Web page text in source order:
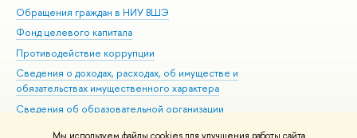
Обращения граждан в НИУ ВШЭ
Фонд целевого капитала
Противодействие коррупции
Сведения о доходах, расходах, об имуществе и
обязательствах имущественного характера
Сведения об образовательной организации
Людям с ограниченными возможностями здоровья